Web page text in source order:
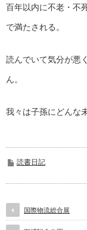
百年以内に不老・不
で満たされる。
読んでいて気分が悪
ん。
我々は子孫にどんな
読書日記
国際物流総合展